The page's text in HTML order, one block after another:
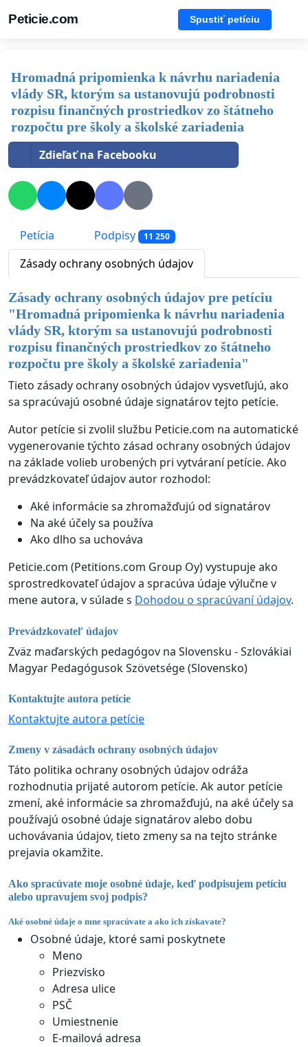
Peticie.com Spustiť petíciu
Hromadná pripomienka k návrhu nariadenia
vlády SR, ktorým sa ustanovujú podrobnosti
rozpisu finančných prostriedkov zo štátneho
rozpočtu pre školy a školské zariadenia
Zdieľať na Facebooku
Petícia Podpisy 11 250
Zásady ochrany osobných údajov
Zásady ochrany osobných údajov pre petíciu
"Hromadná pripomienka k návrhu nariadenia
vlády SR, ktorým sa ustanovujú podrobnosti
rozpisu finančných prostriedkov zo štátneho
rozpočtu pre školy a školské zariadenia"
Tieto zásady ochrany osobných údajov vysvetľujú, ako
sa spracúvajú osobné údaje signatárov tejto petície.
Autor petície si zvolil službu Peticie.com na automatické
vygenerovanie týchto zásad ochrany osobných údajov
na základe volieb urobených pri vytváraní petície. Ako
prevádzkovateľ údajov autor rozhodol:
Aké informácie sa zhromažďujú od signatárov
Na aké účely sa používa
Ako dlho sa uchováva
Peticie.com (Petitions.com Group Oy) vystupuje ako
sprostredkovateľ údajov a spracúva údaje výlučne v
mene autora, v súlade s Dohodou o spracúvaní údajov.
Prevádzkovateľ údajov
Zväz maďarských pedagógov na Slovensku - Szlovákiai
Magyar Pedagógusok Szövetsége (Slovensko)
Kontaktujte autora petície
Kontaktujte autora petície
Zmeny v zásadách ochrany osobných údajov
Táto politika ochrany osobných údajov odráža
rozhodnutia prijaté autorom petície. Ak autor petície
zmení, aké informácie sa zhromažďujú, na aké účely sa
používajú osobné údaje signatárov alebo dobu
uchovávania údajov, tieto zmeny sa na tejto stránke
prejavia okamžite.
Ako spracúvate moje osobné údaje, keď podpisujem petíciu
alebo upravujem svoj podpis?
Aké osobné údaje o mne spracúvate a ako ich získavate?
Osobné údaje, ktoré sami poskytnete
Meno
Priezvisko
Adresa ulice
PSČ
Umiestnenie
E-mailová adresa